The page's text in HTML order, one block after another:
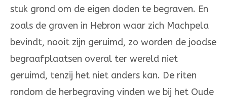
stuk grond om de eigen doden te begraven. En
zoals de graven in Hebron waar zich Machpela
bevindt, nooit zijn geruimd, zo worden de joodse
begraafplaatsen overal ter wereld niet
geruimd, tenzij het niet anders kan. De riten
rondom de herbegraving vinden we bij het Oude